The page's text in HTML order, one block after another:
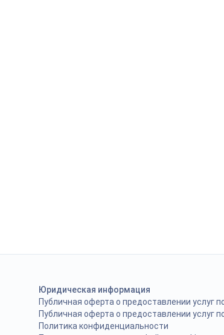
Юридическая информация
Публичная оферта о предоставлении услуг
Публичная оферта о предоставлении услуг
Политика конфиденциальности